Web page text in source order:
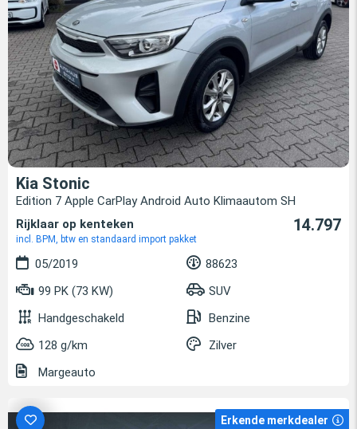
Kia Stonic
Edition 7 Apple CarPlay Android Auto Klimaautom SH
Rijklaar op kenteken
incl. BPM, btw en standaard import pakket
14.797
05/2019
88623
99 PK (73 KW)
SUV
Handgeschakeld
Benzine
128 g/km
Zilver
Margeauto
Erkende merkdealer